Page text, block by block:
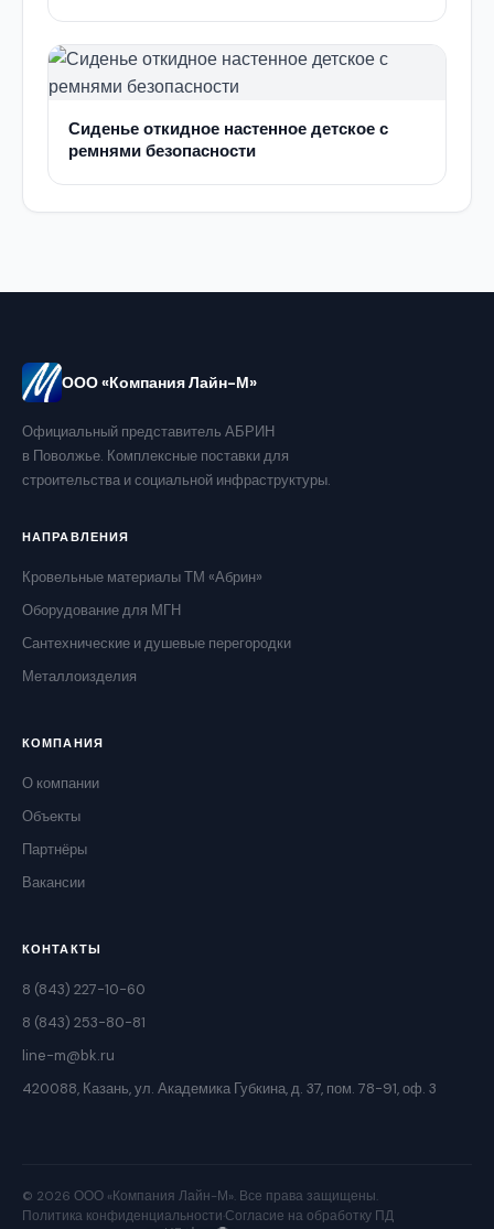
Сиденье откидное настенное детское с
ремнями безопасности
ООО «Компания Лайн-М»
Официальный представитель АБРИН
в Поволжье. Комплексные поставки для
строительства и социальной инфраструктуры.
НАПРАВЛЕНИЯ
Кровельные материалы ТМ «Абрин»
Оборудование для МГН
Сантехнические и душевые перегородки
Металлоизделия
КОМПАНИЯ
О компании
Объекты
Партнёры
Вакансии
КОНТАКТЫ
8 (843) 227-10-60
8 (843) 253-80-81
line-m@bk.ru
420088, Казань, ул. Академика Губкина, д. 37, пом. 78-91, оф. 3
© 2026 ООО «Компания Лайн-М». Все права защищены.
Политика конфиденциальности·Согласие на обработку ПД